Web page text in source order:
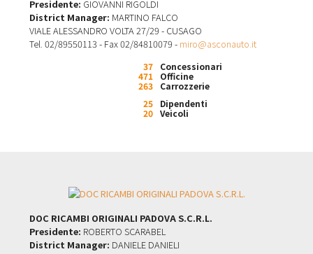
Presidente: GIOVANNI RIGOLDI
District Manager: MARTINO FALCO
VIALE ALESSANDRO VOLTA 27/29 - CUSAGO
Tel. 02/89550113 - Fax 02/84810079 - miro@asconauto.it
37
Concessionari
471
Officine
263
Carrozzerie
25
Dipendenti
20 Veicoli
DOC RICAMBI ORIGINALI PADOVA S.C.R.L.
Presidente: ROBERTO SCARABEL
District Manager: DANIELE DANIELI